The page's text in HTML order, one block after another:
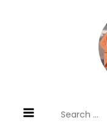
ประทานพ
for: